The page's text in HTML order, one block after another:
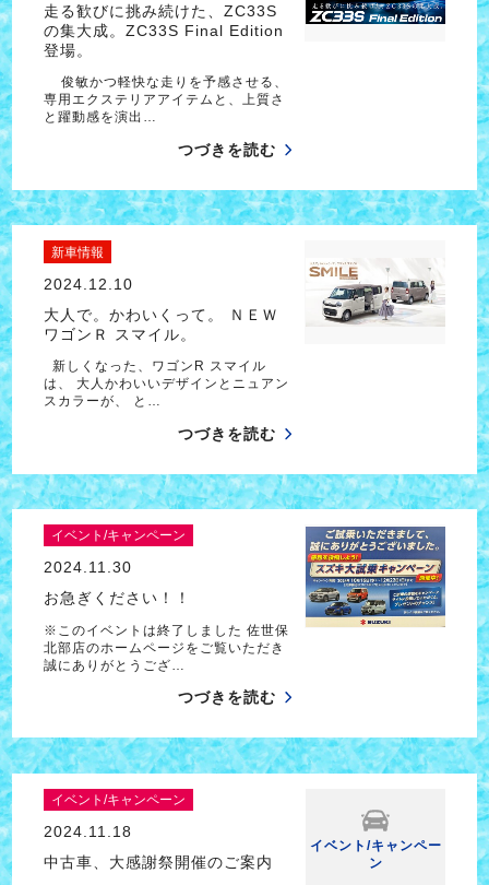
走る歓びに挑み続けた、ZC33S
の集大成。ZC33S Final Edition
登場。
俊敏かつ軽快な走りを予感させる、
専用エクステリアアイテムと、上質さ
と躍動感を演出…
つづきを読む
新車情報
2024.12.10
大人で。かわいくって。 ＮＥＷ
ワゴンＲ スマイル。
新しくなった、ワゴンR スマイル
は、 大人かわいいデザインとニュアン
スカラーが、 と…
つづきを読む
イベント/キャンペーン
2024.11.30
お急ぎください！！
※このイベントは終了しました 佐世保
北部店のホームページをご覧いただき
誠にありがとうござ…
つづきを読む
イベント/キャンペーン
2024.11.18
中古車、大感謝祭開催のご案内
イベント/キャンペー
ン